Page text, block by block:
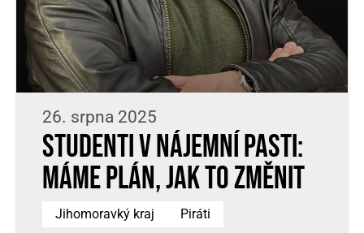
26. srpna 2025
Studenti v nájemní pasti:
Máme plán, jak to změnit
Jihomoravký kraj Piráti